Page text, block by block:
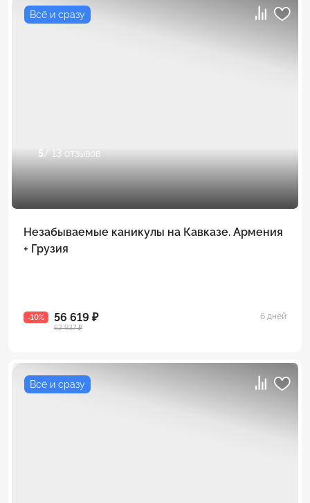
Всё и сразу
5/ 13 отзывов
Незабываемые каникулы на Кавказе. Армения
+ Грузия
-10% 56 619 ₽
62 937 ₽
6 дней
Всё и сразу